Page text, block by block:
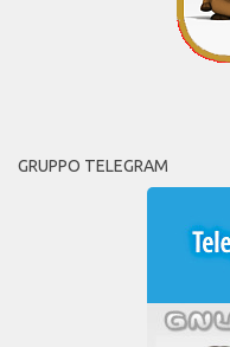
GRUPPO TELEGRAM